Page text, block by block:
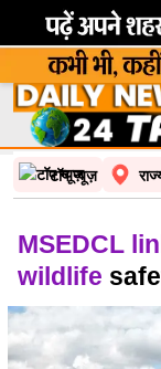
टॉप न्यूज़
MSEDCL
wildlife